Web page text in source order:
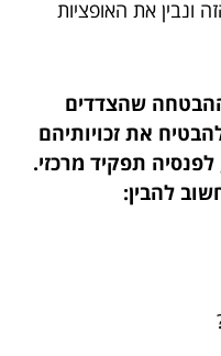
ונבין את האופציות
שהצדדים
את זכויותיהם
תפקיד מרכזי.
להבין: